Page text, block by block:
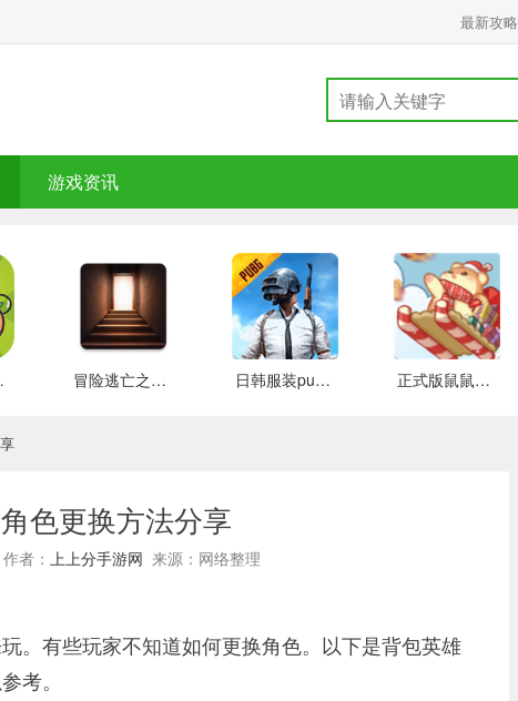
最新攻略
游戏资讯
的 冒险逃亡之谜 推荐 日韩服装pubg 好玩的 正式版鼠鼠百货物语 安卓版
色更换方法分享
者： 上上分手游网 来源：网络整理
。有些玩家不知道如何更换角色。以下是背包英雄
考。